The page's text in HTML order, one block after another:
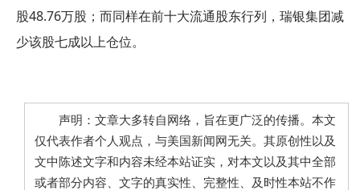
股48.76万股；而同样在前十大流通股东行列，瑞银集团减
少该股七成以上仓位。
声明：文章大多转自网络，旨在更广泛的传播。本文
仅代表作者个人观点，与美国新闻网无关。其原创性以及
文中陈述文字和内容未经本站证实，对本文以及其中全部
或者部分内容、文字的真实性、完整性、及时性本站不作